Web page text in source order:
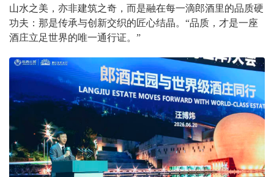
山水之美，亦非建筑之奇，而是融在每一滴郎酒里的品质硬
功夫：那是传承与创新交织的匠心结晶。“品质，才是一座
酒庄立足世界的唯一通行证。”